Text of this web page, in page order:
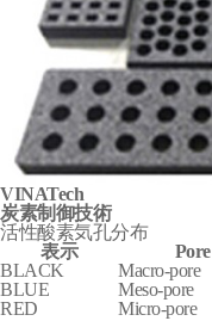
VINATech
炭素制御技術
活性酸素気孔分布
表示
Pore
BLACK
Macro-pore
BLUE
Meso-pore
RED
Micro-pore